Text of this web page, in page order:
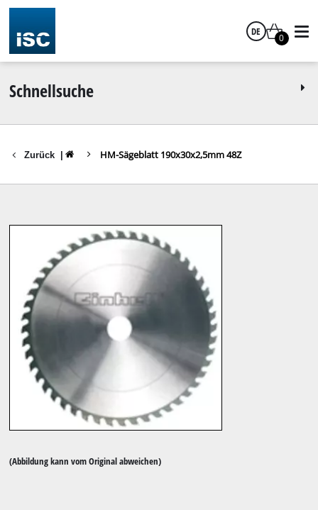
DE
0
Schnellsuche
Zurück HM-Sägeblatt 190x30x2,5mm 48Z
(Abbildung kann vom Original abweichen)